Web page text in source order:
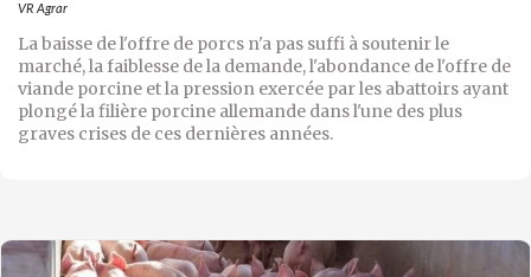
VR Agrar
La baisse de l'offre de porcs n'a pas suffi à soutenir le
marché, la faiblesse de la demande, l'abondance de l'offre de
viande porcine et la pression exercée par les abattoirs ayant
plongé la filière porcine allemande dans l'une des plus
graves crises de ces dernières années.